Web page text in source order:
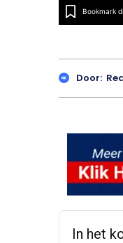
Bookmark
Door:
In het